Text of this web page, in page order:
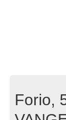
Forio,